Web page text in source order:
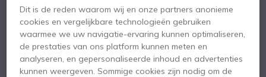
Dit is de reden waarom wij en onze partners anonieme
cookies en vergelijkbare technologieën gebruiken
waarmee we uw navigatie-ervaring kunnen optimaliseren,
de prestaties van ons platform kunnen meten en
analyseren, en gepersonaliseerde inhoud en advertenties
kunnen weergeven. Sommige cookies zijn nodig om de